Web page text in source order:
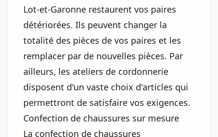
Lot-et-Garonne restaurent vos paires
détériorées. Ils peuvent changer la
totalité des pièces de vos paires et les
remplacer par de nouvelles pièces. Par
ailleurs, les ateliers de cordonnerie
disposent d'un vaste choix d'articles qui
permettront de satisfaire vos exigences.
Confection de chaussures sur mesure
La confection de chaussures